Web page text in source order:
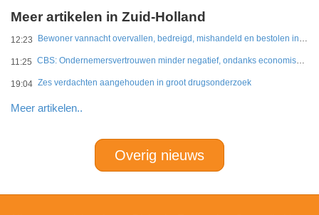
Meer artikelen in Zuid-Holland
12:23 Bewoner vannacht overvallen, bedreigd, mishandeld en bestolen in Leidschendam
11:25 CBS: Ondernemersvertrouwen minder negatief, ondanks economische onzekerheid
19:04 Zes verdachten aangehouden in groot drugsonderzoek
Meer artikelen..
Overig nieuws